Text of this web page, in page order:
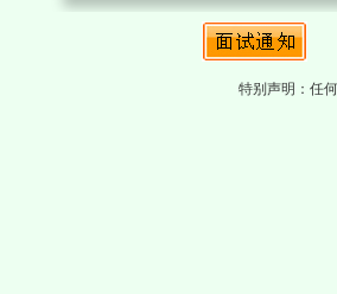
特别声明：任